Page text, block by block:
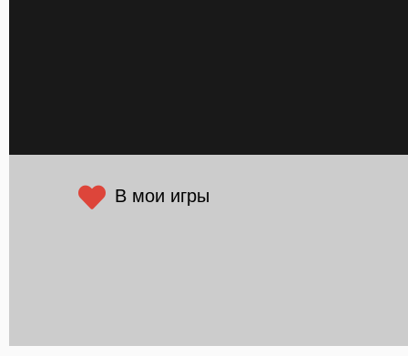
В мои игры